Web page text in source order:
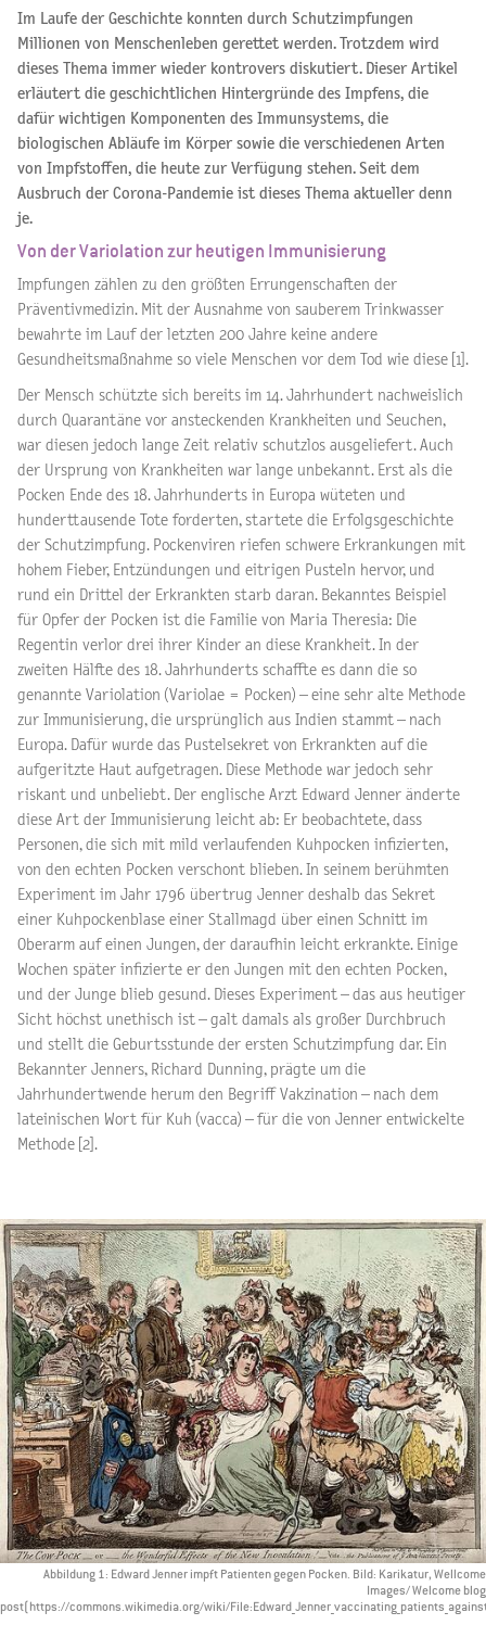
Im Laufe der Geschichte konnten durch Schutzimpfungen
Millionen von Menschenleben gerettet werden. Trotzdem wird
dieses Thema immer wieder kontrovers diskutiert. Dieser Artikel
erläutert die geschichtlichen Hintergründe des Impfens, die
dafür wichtigen Komponenten des Immunsystems, die
biologischen Abläufe im Körper sowie die verschiedenen Arten
von Impfstoffen, die heute zur Verfügung stehen. Seit dem
Ausbruch der Corona-Pandemie ist dieses Thema aktueller denn
je.
Von der Variolation zur heutigen Immunisierung
Impfungen zählen zu den größten Errungenschaften der
Präventivmedizin. Mit der Ausnahme von sauberem Trinkwasser
bewahrte im Lauf der letzten 200 Jahre keine andere
Gesundheitsmaßnahme so viele Menschen vor dem Tod wie diese [1].
Der Mensch schützte sich bereits im 14. Jahrhundert nachweislich
durch Quarantäne vor ansteckenden Krankheiten und Seuchen,
war diesen jedoch lange Zeit relativ schutzlos ausgeliefert. Auch
der Ursprung von Krankheiten war lange unbekannt. Erst als die
Pocken Ende des 18. Jahrhunderts in Europa wüteten und
hunderttausende Tote forderten, startete die Erfolgsgeschichte
der Schutzimpfung. Pockenviren riefen schwere Erkrankungen mit
hohem Fieber, Entzündungen und eitrigen Pusteln hervor, und
rund ein Drittel der Erkrankten starb daran. Bekanntes Beispiel
für Opfer der Pocken ist die Familie von Maria Theresia: Die
Regentin verlor drei ihrer Kinder an diese Krankheit. In der
zweiten Hälfte des 18. Jahrhunderts schaffte es dann die so
genannte Variolation (Variolae = Pocken) – eine sehr alte Methode
zur Immunisierung, die ursprünglich aus Indien stammt – nach
Europa. Dafür wurde das Pustelsekret von Erkrankten auf die
aufgeritzte Haut aufgetragen. Diese Methode war jedoch sehr
riskant und unbeliebt. Der englische Arzt Edward Jenner änderte
diese Art der Immunisierung leicht ab: Er beobachtete, dass
Personen, die sich mit mild verlaufenden Kuhpocken infizierten,
von den echten Pocken verschont blieben. In seinem berühmten
Experiment im Jahr 1796 übertrug Jenner deshalb das Sekret
einer Kuhpockenblase einer Stallmagd über einen Schnitt im
Oberarm auf einen Jungen, der daraufhin leicht erkrankte. Einige
Wochen später infizierte er den Jungen mit den echten Pocken,
und der Junge blieb gesund. Dieses Experiment – das aus heutiger
Sicht höchst unethisch ist – galt damals als großer Durchbruch
und stellt die Geburtsstunde der ersten Schutzimpfung dar. Ein
Bekannter Jenners, Richard Dunning, prägte um die
Jahrhundertwende herum den Begriff Vakzination – nach dem
lateinischen Wort für Kuh (vacca) – für die von Jenner entwickelte
Methode [2].
Abbildung 1: Edward Jenner impft Patienten gegen Pocken. Bild: Karikatur, Wellcome
Images/ Welcome blog
post(https://commons.wikimedia.org/wiki/